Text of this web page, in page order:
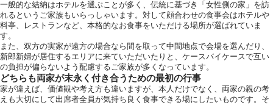
一般的な結納はホテルを選ぶことが多く、伝統に基づき「女性側の家」を訪
れるというご家族もいらっしゃいます。対して顔合わせの食事会はホテルや
料亭、レストランなど、本格的なお食事をいただける場所が選ばれていま
す。
また、双方の実家が遠方の場合なら間を取って中間地点で会場を選んだり、
新郎新婦が居住するエリアに来ていただいたりと、ケースバイケースで互い
の負担が偏らないよう配慮するご家族が多くなっています。
どちらも両家が末永く付き合うための最初の行事
家が違えば、価値観や考え方も違いますが、本人だけでなく、両家の親の考
えも大切にして出席者全員が気持ち良く食事できる場にしたいものです。そ